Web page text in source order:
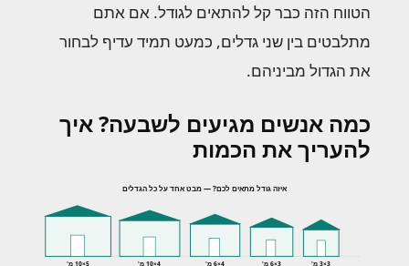
הטווח הזה כבר קל להתאים לגודל. אם אתם
מתלבטים בין שני גדלים, כמעט תמיד עדיף לבחור
את הגדול מביניהם.
כמה אנשים מגיעים לשבעה? איך
להעריך את הכמות
איזה גודל מתאים לכם? — מבט אחד על כל הגדלים
3×3 מ' 3×6 מ' 4×6 מ' 4×10 מ' 5×10 מ'